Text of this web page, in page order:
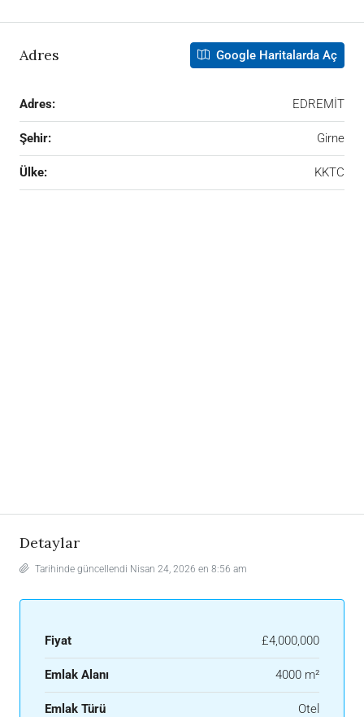
Adres Google Haritalarda Aç
Adres: EDREMİT
Şehir: Girne
Ülke: KKTC
Detaylar
Tarihinde güncellendi Nisan 24, 2026 en 8:56 am
Fiyat £4,000,000
Emlak Alanı 4000 m²
Emlak Türü Otel